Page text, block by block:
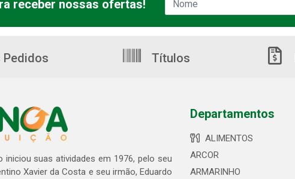
receber nossas ofertas!
Pedidos Títulos
iniciou suas atividades em 1976, pelo seu
Xavier da Costa e seu irmão, Eduardo
Departamentos
ALIMENTOS
ARCOR
ARMARINHO